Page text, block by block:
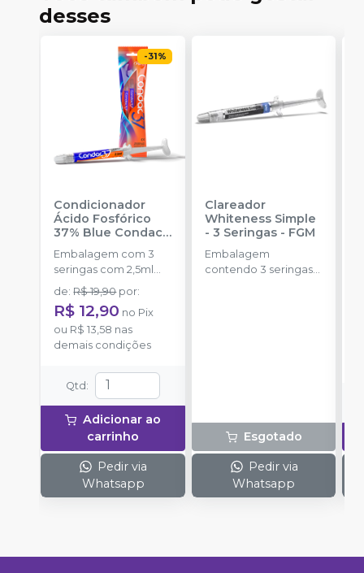
desses
-31%
Condicionador
Ácido Fosfórico
37% Blue Condac-
FGM
Embalagem com 3
seringas com 2,5ml
cada uma e 3
ponteiras para
aplicação.
de:R$ 19,90 por:
R$ 12,90 no Pix
ou R$ 13,58 nas
demais condições
Qtd :
Adicionar ao
carrinho
Pedir via
Whatsapp
Clareador
Whiteness Simple
- 3 Seringas- FGM
Embalagem
contendo 3 seringas
Esgotado
Pedir via
Whatsapp